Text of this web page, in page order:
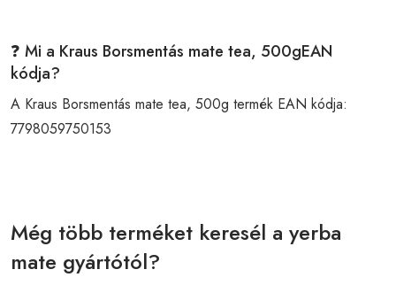
❓ Mi a Kraus Borsmentás mate tea, 500gEAN
kódja?
A Kraus Borsmentás mate tea, 500g termék EAN kódja:
7798059750153
Még több terméket keresél a yerba
mate gyártótól?